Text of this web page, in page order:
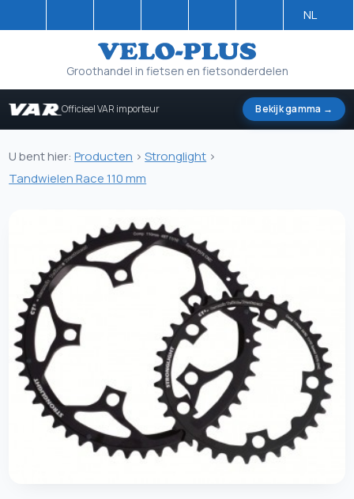
NL
Groothandel in fietsen en fietsonderdelen
Officieel VAR importeur Bekijk gamma →
U bent hier:Producten >Stronglight >
Tandwielen Race 110 mm